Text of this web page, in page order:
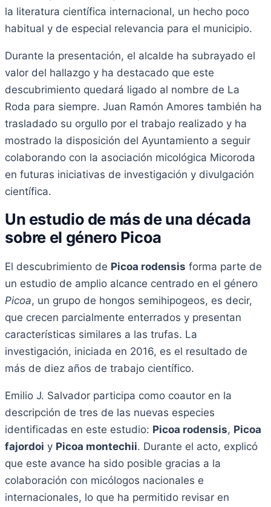
la literatura científica internacional, un hecho poco
habitual y de especial relevancia para el municipio.
Durante la presentación, el alcalde ha subrayado el
valor del hallazgo y ha destacado que este
descubrimiento quedará ligado al nombre de La
Roda para siempre. Juan Ramón Amores también ha
trasladado su orgullo por el trabajo realizado y ha
mostrado la disposición del Ayuntamiento a seguir
colaborando con la asociación micológica Micoroda
en futuras iniciativas de investigación y divulgación
científica.
Un estudio de más de una década
sobre el género Picoa
El descubrimiento de Picoa rodensis forma parte de
un estudio de amplio alcance centrado en el género
Picoa, un grupo de hongos semihipogeos, es decir,
que crecen parcialmente enterrados y presentan
características similares a las trufas. La
investigación, iniciada en 2016, es el resultado de
más de diez años de trabajo científico.
Emilio J. Salvador participa como coautor en la
descripción de tres de las nuevas especies
identificadas en este estudio: Picoa rodensis, Picoa
fajordoi y Picoa montechii. Durante el acto, explicó
que este avance ha sido posible gracias a la
colaboración con micólogos nacionales e
internacionales, lo que ha permitido revisar en